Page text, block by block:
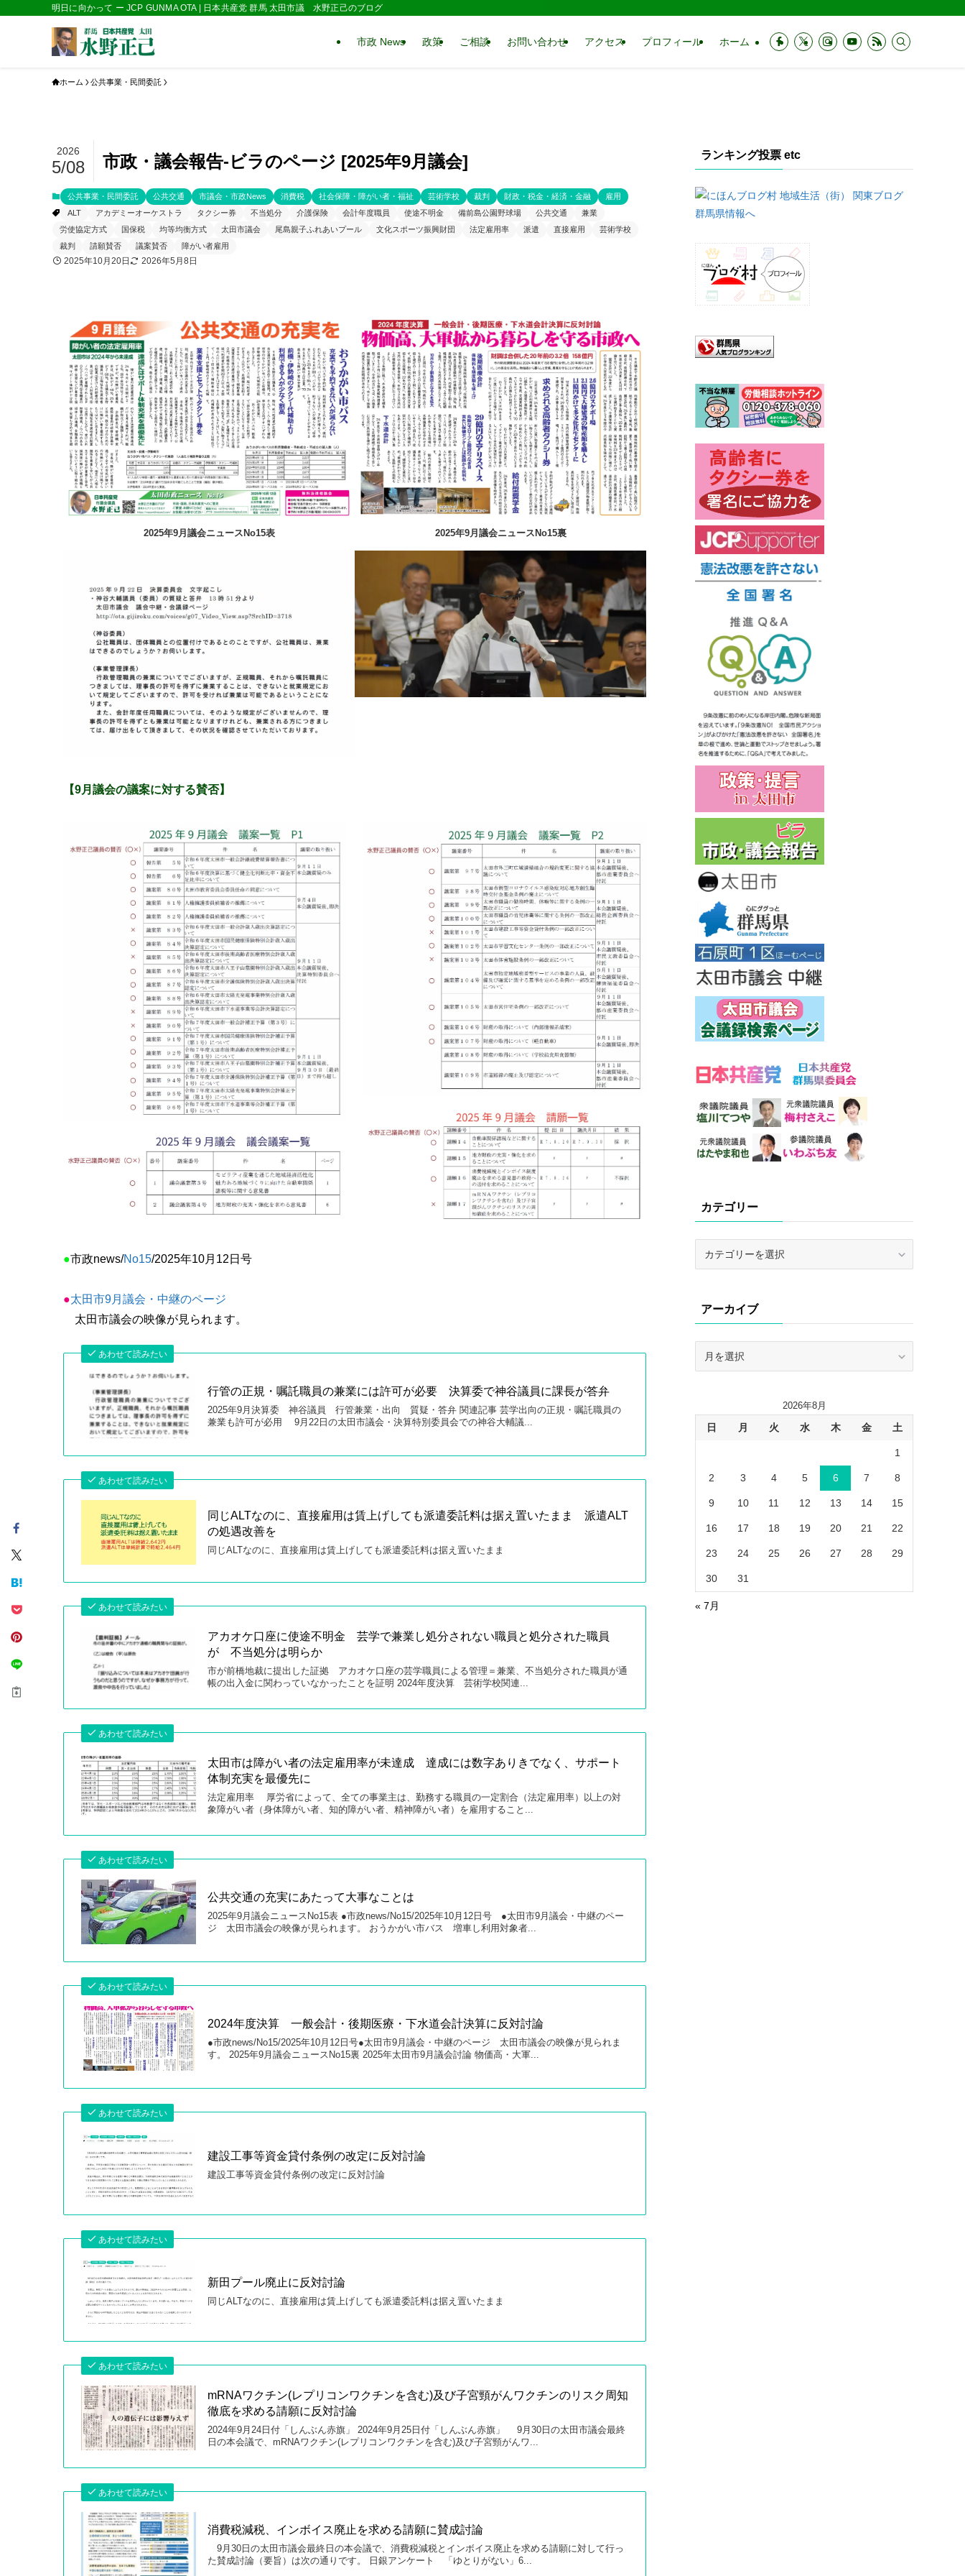
明日に向かって ー JCP GUNMA OTA | 日本共産党 群馬 太田市議 水野正己のブログ
市政 News 政策 ご相談 お問い合わせ アクセス プロフィール ホーム
ホーム 公共事業・民間委託
市政・議会報告‐ビラのページ [2025年9月議会]
2026
5/08
公共事業・民間委託 公共交通 市議会・市政News 消費税 社会保障・障がい者・福祉 芸術学校 裁判 財政・税金・経済・金融
雇用
ALT
アカデミーオーケストラ タクシー券 不当処分 介護保険 会計年度職員 使途不明金 備前島公園野球場 公共交通
兼業
労使協定方式
国保税 均等均衡方式 太田市議会 尾島親子ふれあいプール 文化スポーツ振興財団 法定雇用率 派遣 直接雇用
芸術学校
裁判
請願賛否 議案賛否 障がい者雇用
2025年10月20日 2026年5月8日
2025年9月議会ニュースNo15表 2025年9月議会ニュースNo15裏
【9月議会の議案に対する賛否】
●市政news/No15/2025年10月12日号
●太田市9月議会・中継のページ
太田市議会の映像が見られます。
あわせて読みたい
行管の正規・嘱託職員の兼業には許可が必要 決算委で神谷議員に課長が答弁
2025年9月決算委 神谷議員 行管兼業・出向 質疑・答弁 関連記事 芸学出向の正規・嘱託職員の
兼業も許可が必用 9月22日の太田市議会・決算特別委員会での神谷大輔議...
あわせて読みたい
同じALTなのに、直接雇用は賃上げしても派遣委託料は据え置いたまま 派遣ALT
の処遇改善を
同じALTなのに、直接雇用は賃上げしても派遣委託料は据え置いたまま
あわせて読みたい
アカオケ口座に使途不明金 芸学で兼業し処分されない職員と処分された職員
が 不当処分は明らか
市が前橋地裁に提出した証拠 アカオケ口座の芸学職員による管理＝兼業、不当処分された職員が通
帳の出入金に関わっていなかったことを証明 2024年度決算 芸術学校関連...
あわせて読みたい
太田市は障がい者の法定雇用率が未達成 達成には数字ありきでなく、サポート
体制充実を最優先に
法定雇用率 厚労省によって、全ての事業主は、勤務する職員の一定割合（法定雇用率）以上の対
象障がい者（身体障がい者、知的障がい者、精神障がい者）を雇用すること...
あわせて読みたい
公共交通の充実にあたって大事なことは
2025年9月議会ニュースNo15表 ●市政news/No15/2025年10月12日号 ●太田市9月議会・中継のペー
ジ 太田市議会の映像が見られます。 おうかがい市バス 増車し利用対象者...
あわせて読みたい
2024年度決算 一般会計・後期医療・下水道会計決算に反対討論
●市政news/No15/2025年10月12日号●太田市9月議会・中継のページ 太田市議会の映像が見られま
す。 2025年9月議会ニュースNo15裏 2025年太田市9月議会討論 物価高・大軍...
あわせて読みたい
建設工事等資金貸付条例の改定に反対討論
建設工事等資金貸付条例の改定に反対討論
あわせて読みたい
新田プール廃止に反対討論
同じALTなのに、直接雇用は賃上げしても派遣委託料は据え置いたまま
あわせて読みたい
mRNAワクチン(レプリコンワクチンを含む)及び子宮頸がんワクチンのリスク周知
徹底を求める請願に反対討論
2024年9月24日付「しんぶん赤旗」 2024年9月25日付「しんぶん赤旗」 9月30日の太田市議会最終
日の本会議で、mRNAワクチン(レプリコンワクチンを含む)及び子宮頸がんワ...
あわせて読みたい
消費税減税、インボイス廃止を求める請願に賛成討論
9月30日の太田市議会最終日の本会議で、消費税減税とインボイス廃止を求める請願に対して行っ
た賛成討論（要旨）は次の通りです。 日銀アンケート 「ゆとりがない」6...
ランキング投票 etc
カテゴリー
ーアーカイブ
2026年8月
日 月 火 水 木 金 土
1
2 3 4 5 6 7 8
9 10 11 12 13 14 15
16 17 18 19 20 21 22
23 24 25 26 27 28 29
30 31
« 7月